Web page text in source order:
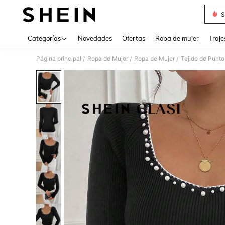
Categorías Novedades Ofertas Ropa de mujer
Página principal / Ropa de Mujer / Ropa de Mujer / Tejido de